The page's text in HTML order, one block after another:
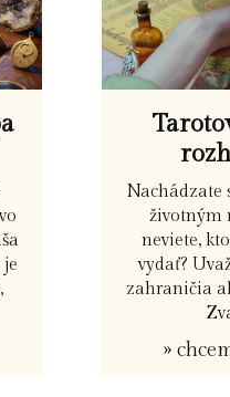
Nachádzate
životným
neviete,
vydať?
zahraničia
»